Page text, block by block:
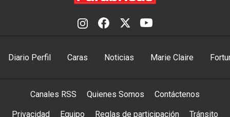
Diario Perfil Caras Noticias Marie Claire
Canales RSS Quienes Somos Contáctenos
Privacidad Equipo Reglas de participación Tránsito